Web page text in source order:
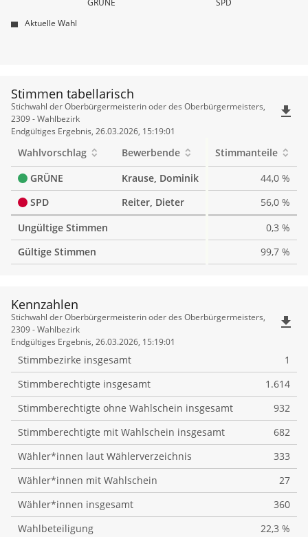
Aktuelle Wahl
Stimmen tabellarisch
Stimmen
tabellarisch
Stichwahl der Oberbürgermeisterin oder des Oberbürgermeisters,
2309 - Wahlbezirk
Endgültiges Ergebnis, 26.03.2026, 15:19:01
file_download
Wahlvorschlag Bewerbende
Stimmanteile
GRÜNE
Krause, Dominik
44,0 %
SPD
Reiter, Dieter
56,0 %
Ungültige Stimmen
0,3 %
Gültige Stimmen
99,7 %
Kennzahlen
Kennzahlen
Stichwahl der Oberbürgermeisterin oder des Oberbürgermeisters,
2309 - Wahlbezirk
Endgültiges Ergebnis, 26.03.2026, 15:19:01
file_download
Stimmbezirke insgesamt
1
Stimmberechtigte insgesamt
1.614
Stimmberechtigte ohne Wahlschein insgesamt
932
Stimmberechtigte mit Wahlschein insgesamt
682
Wähler*innen laut Wählerverzeichnis
333
Wähler*innen mit Wahlschein
27
Wähler*innen insgesamt
360
Wahlbeteiligung
22,3 %